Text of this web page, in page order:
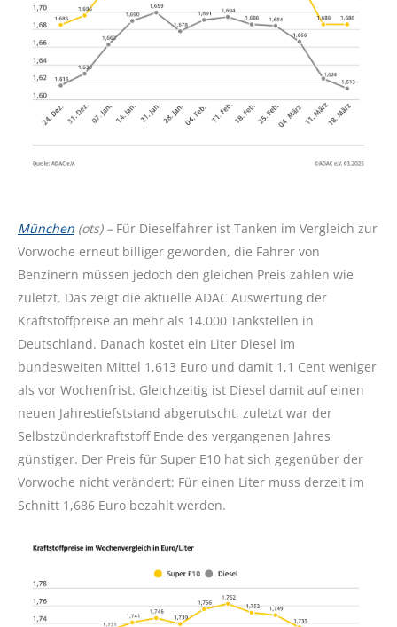
München (ots) – Für Dieselfahrer ist Tanken im Vergleich zur
Vorwoche erneut billiger geworden, die Fahrer von
Benzinern müssen jedoch den gleichen Preis zahlen wie
zuletzt. Das zeigt die aktuelle ADAC Auswertung der
Kraftstoffpreise an mehr als 14.000 Tankstellen in
Deutschland. Danach kostet ein Liter Diesel im
bundesweiten Mittel 1,613 Euro und damit 1,1 Cent weniger
als vor Wochenfrist. Gleichzeitig ist Diesel damit auf einen
neuen Jahrestiefststand abgerutscht, zuletzt war der
Selbstzünderkraftstoff Ende des vergangenen Jahres
günstiger. Der Preis für Super E10 hat sich gegenüber der
Vorwoche nicht verändert: Für einen Liter muss derzeit im
Schnitt 1,686 Euro bezahlt werden.